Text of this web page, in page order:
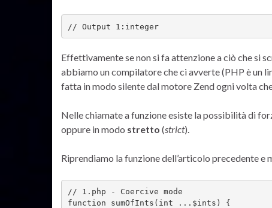
// Output 1:integer
Effettivamente se non si fa attenzione a ciò che si
abbiamo un compilatore che ci avverte (PHP è un
fatta in modo silente dal motore Zend ogni volta
Nelle chiamate a funzione esiste la possibilità di
oppure in modo stretto (strict).
Riprendiamo la funzione dell’articolo precedente
// 1.php - Coercive mode
function sumOfInts(int ...$ints) {